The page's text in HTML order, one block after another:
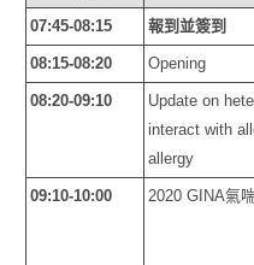
07:45-08:15 報到並簽到
08:15-08:20 Opening
08:20-09:10
Update on
interact with
allergy
09:10-10:00 2020 GINA氣